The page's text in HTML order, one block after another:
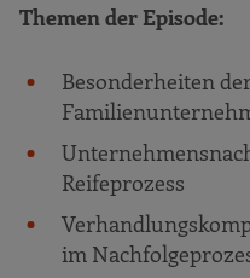
Themen der Episode:
Besonderheiten
Reifeprozess
im